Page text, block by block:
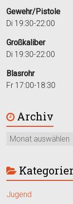
Gewehr/Pistole
Di 19:30-22:00
Großkaliber
Di 19:30-22:00
Blasrohr
Fr 17:00-18:30
Archiv
Jugend